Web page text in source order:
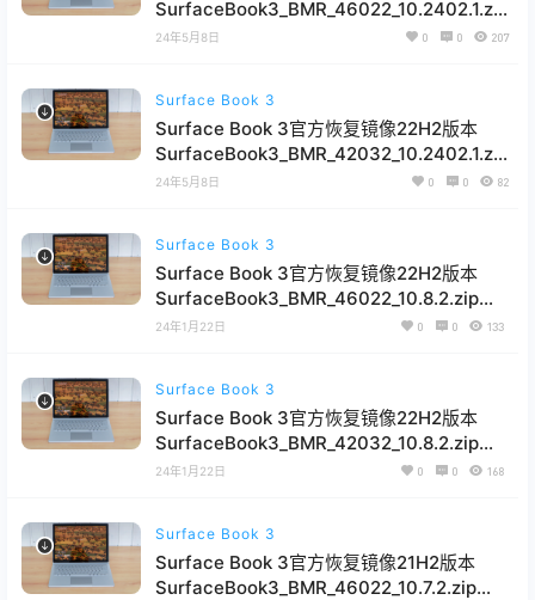
SurfaceBook3_BMR_46022_10.2402.1.zip
网盘下载
24年5月8日 0 0 207
Surface Book 3
Surface Book 3官方恢复镜像22H2版本
SurfaceBook3_BMR_42032_10.2402.1.zip
网盘下载
24年5月8日 0 0 82
Surface Book 3
Surface Book 3官方恢复镜像22H2版本
SurfaceBook3_BMR_46022_10.8.2.zip网
盘下载
24年1月22日 0 0 133
Surface Book 3
Surface Book 3官方恢复镜像22H2版本
SurfaceBook3_BMR_42032_10.8.2.zip网
盘下载
24年1月22日 0 0 168
Surface Book 3
Surface Book 3官方恢复镜像21H2版本
SurfaceBook3_BMR_46022_10.7.2.zip网